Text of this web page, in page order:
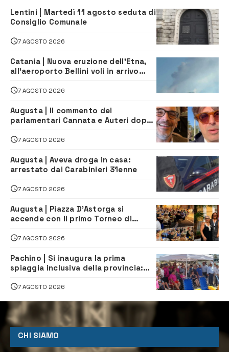
Lentini | Martedì 11 agosto seduta di
Consiglio Comunale
7 AGOSTO 2026
Catania | Nuova eruzione dell’Etna,
all’aeroporto Bellini voli in arrivo
7 AGOSTO 2026
Augusta | Il commento dei
parlamentari Cannata e Auteri dopo
depuratore
7 AGOSTO 2026
Augusta | Aveva droga in casa:
arrestato dai Carabinieri 31enne
7 AGOSTO 2026
Augusta | Piazza D’Astorga si
accende con il primo Torneo di
7 AGOSTO 2026
Pachino | Si inaugura la prima
spiaggia inclusiva della provincia:
tutti
7 AGOSTO 2026
CHI SIAMO